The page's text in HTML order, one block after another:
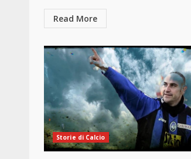
Read More
Storie di Calcio